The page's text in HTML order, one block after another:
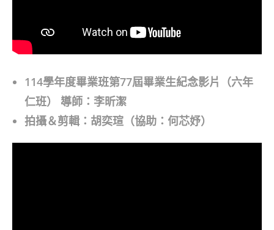
114學年度畢業班第77屆畢業生紀念影片（六年
仁班） 導師：李昕潔
拍攝＆剪輯：胡奕瑄（協助：何芯妤）